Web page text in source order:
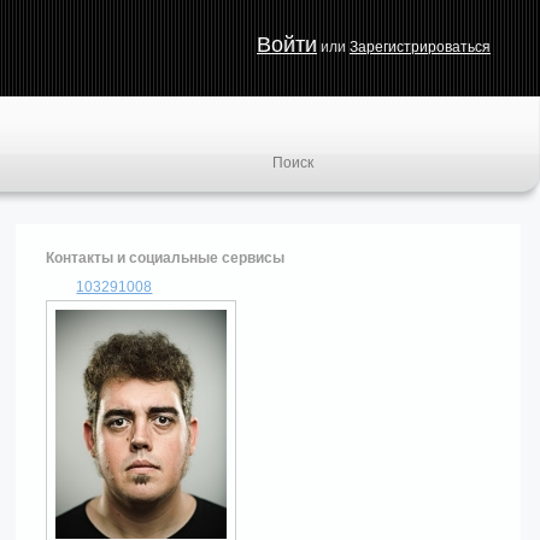
Войти или Зарегистрироваться
Контакты и социальные сервисы
103291008